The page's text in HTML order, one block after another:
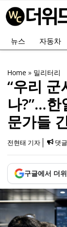
텐
뉴스 자동차
Home » 밀리터리
“우리
나?”…한
문가들
전현태 기자 댓
구글에서 더